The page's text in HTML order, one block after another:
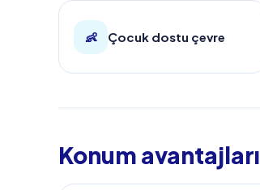
👶 Çocuk dostu çevre
Konum avantajları